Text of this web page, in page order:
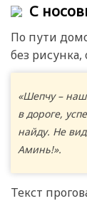
С
По пути
без рисунка,
«Шепчу –
в дороге,
найду. Не
Аминь!».
Текст